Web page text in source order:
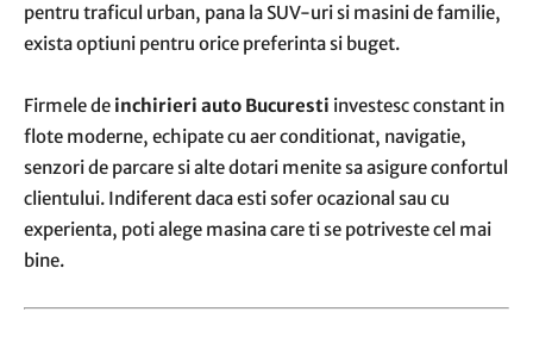
pentru traficul urban, pana la SUV-uri si masini de familie,
exista optiuni pentru orice preferinta si buget.
Firmele de inchirieri auto Bucuresti investesc constant in
flote moderne, echipate cu aer conditionat, navigatie,
senzori de parcare si alte dotari menite sa asigure confortul
clientului. Indiferent daca esti sofer ocazional sau cu
experienta, poti alege masina care ti se potriveste cel mai
bine.